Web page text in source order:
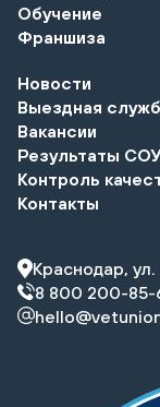
Обучение
Франшиза
Новости
Выездная
Вакансии
Результаты
Контроль
Контакты
Краснодар,
8 800 200-85-